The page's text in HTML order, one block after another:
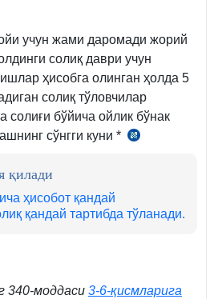
учун жами даромади жорий
солиқ даври учун
ҳисобга олинган ҳолда 5
солиқ тўловчилар
солиғи бўйича ойлик бўнак
сўнгги куни *
қилади
ҳисобот қандай
қандай тартибда тўланади.
340-моддаси 3-6-қисмларига